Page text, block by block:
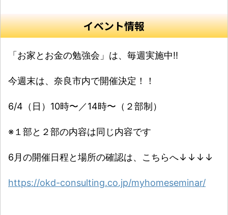
イベント情報
「お家とお金の勉強会」は、毎週実施中‼️
今週末は、奈良市内で開催決定！！
6/4（日）10時〜／14時〜（２部制）
※１部と２部の内容は同じ内容です
6月の開催日程と場所の確認は、こちらへ↓↓↓↓
https://okd-consulting.co.jp/myhomeseminar/